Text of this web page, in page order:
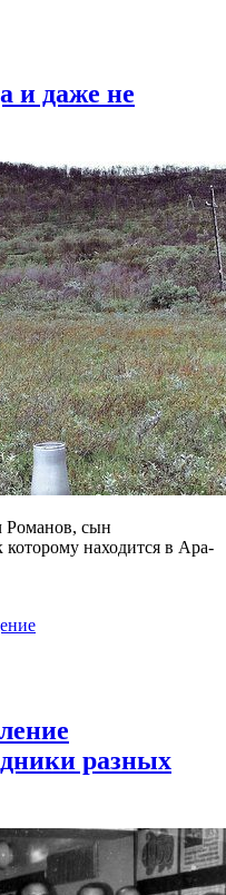
и даже не
Романов, сын
находится в Ара-
разных